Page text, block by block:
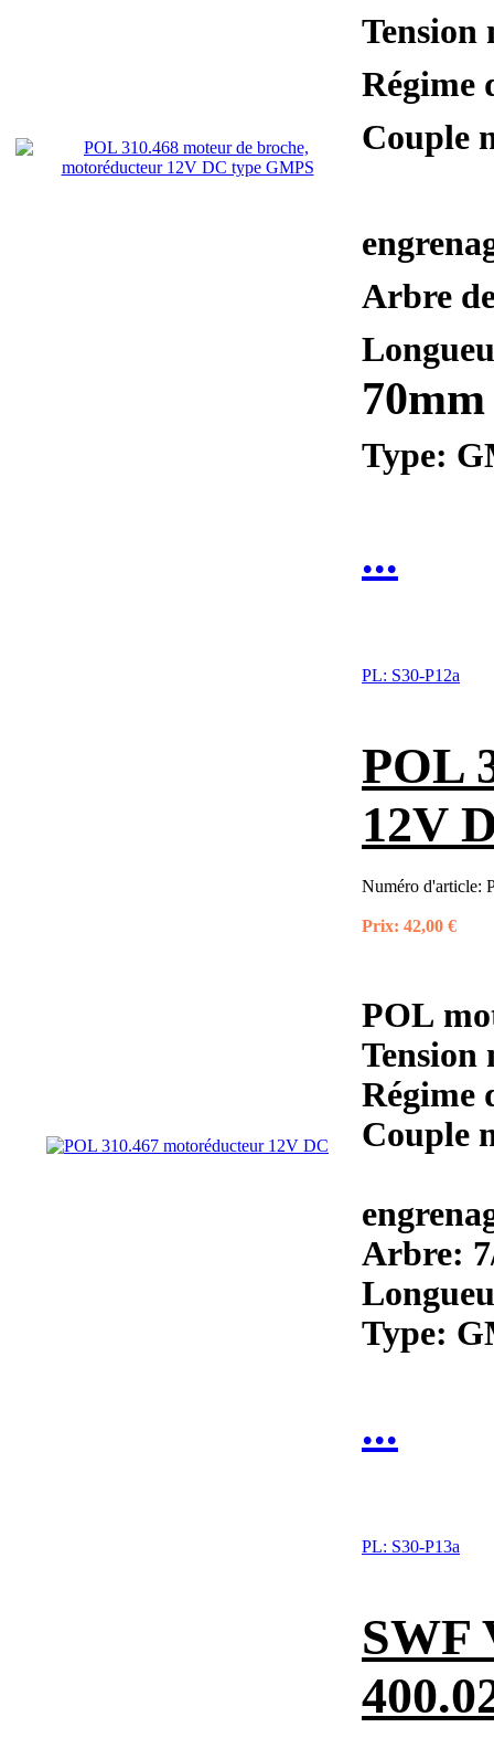
Régime
Couple
Arbre
70mm
Type:
...
PL: S30-P12a
POL
12V
Numéro d'article:
Prix: 42,00 €
POL
Tension
Régime
Couple
Arbre:
Type:
...
PL: S30-P13a
SWF